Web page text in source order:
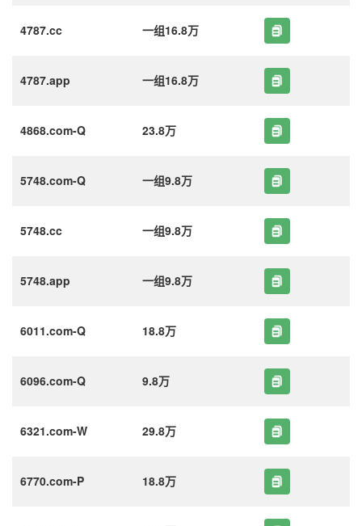
4787.cc 一组16.8万
4787.app 一组16.8万
4868.com-Q 23.8万
5748.com-Q 一组9.8万
5748.cc 一组9.8万
5748.app 一组9.8万
6011.com-Q 18.8万
6096.com-Q 9.8万
6321.com-W 29.8万
6770.com-P 18.8万